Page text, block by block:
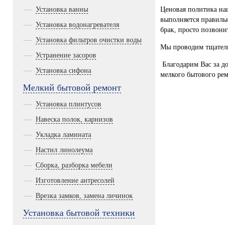
Установка ванны
Установка водонагревателя
Установка фильтров очистки воды
Устранение засоров
Установка сифона
Мелкий бытовой ремонт
Установка плинтусов
Навеска полок, карнизов
Укладка ламината
Настил линолеума
Сборка, разборка мебели
Изготовление антресолей
Врезка замков, замена личинок
Установка бытовой техники
Ценовая политика
выполняется
брак, просто
Мы проводим
Благодарим Вас за
мелкого бытового